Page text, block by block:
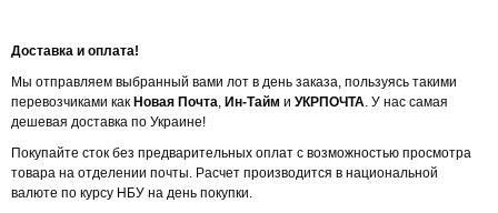
Доставка и оплата!
Мы отправляем выбранный вами лот в день заказа, пользуясь такими
перевозчиками как Новая Почта, Ин-Тайм и УКРПОЧТА. У нас самая
дешевая доставка по Украине!
Покупайте сток без предварительных оплат с возможностью просмотра
товара на отделении почты. Расчет производится в национальной
валюте по курсу НБУ на день покупки.